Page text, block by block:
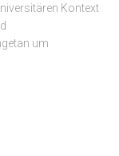
Kontext
um